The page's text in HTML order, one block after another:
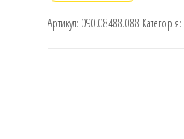
Артикул: 090.08488.088 Категорія: